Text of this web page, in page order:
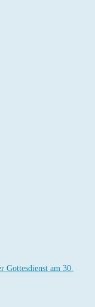
Gottesdienst am 30.